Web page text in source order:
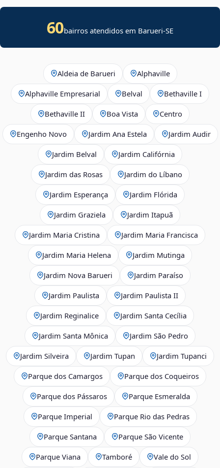
60bairros atendidos em Barueri-SE
Aldeia de Barueri Alphaville
Alphaville Empresarial Belval Bethaville I
Bethaville II Boa Vista Centro
Engenho Novo Jardim Ana Estela Jardim Audir
Jardim Belval Jardim Califórnia
Jardim das Rosas Jardim do Líbano
Jardim Esperança Jardim Flórida
Jardim Graziela Jardim Itapuã
Jardim Maria Cristina Jardim Maria Francisca
Jardim Maria Helena Jardim Mutinga
Jardim Nova Barueri Jardim Paraíso
Jardim Paulista Jardim Paulista II
Jardim Reginalice Jardim Santa Cecília
Jardim Santa Mônica Jardim São Pedro
Jardim Silveira Jardim Tupan Jardim Tupanci
Parque dos Camargos Parque dos Coqueiros
Parque dos Pássaros Parque Esmeralda
Parque Imperial Parque Rio das Pedras
Parque Santana Parque São Vicente
Parque Viana Tamboré Vale do Sol